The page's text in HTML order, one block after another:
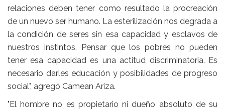
relaciones deben tener como resultado la procreación
de un nuevo ser humano. La esterilización nos degrada a
la condición de seres sin esa capacidad y esclavos de
nuestros instintos. Pensar que los pobres no pueden
tener esa capacidad es una actitud discriminatoria. Es
necesario darles educación y posibilidades de progreso
social", agregó Camean Ariza.
"El hombre no es propietario ni dueño absoluto de su